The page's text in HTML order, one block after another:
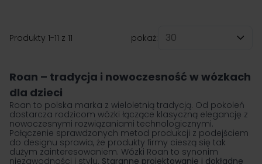
Produkty 1-11 z 11
pokaż:
Roan – tradycja i nowoczesność w wózkach
dla dzieci
Roan to polska marka z wieloletnią tradycją. Od pokoleń
dostarcza rodzicom wózki łączące klasyczną elegancję z
nowoczesnymi rozwiązaniami technologicznymi.
Połączenie sprawdzonych metod produkcji z podejściem
do designu sprawia, że produkty firmy cieszą się tak
dużym zainteresowaniem. Wózki Roan to synonim
niezawodności i stylu. Staranne projektowanie i dokładne